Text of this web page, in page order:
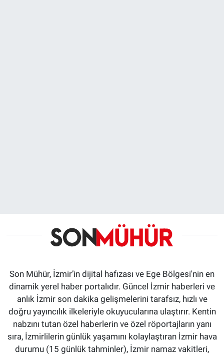
Son Mühür, İzmir’in dijital hafızası ve Ege Bölgesi'nin en
dinamik yerel haber portalıdır. Güncel İzmir haberleri ve
anlık İzmir son dakika gelişmelerini tarafsız, hızlı ve
doğru yayıncılık ilkeleriyle okuyucularına ulaştırır. Kentin
nabzını tutan özel haberlerin ve özel röportajların yanı
sıra, İzmirlilerin günlük yaşamını kolaylaştıran İzmir hava
durumu (15 günlük tahminler), İzmir namaz vakitleri,